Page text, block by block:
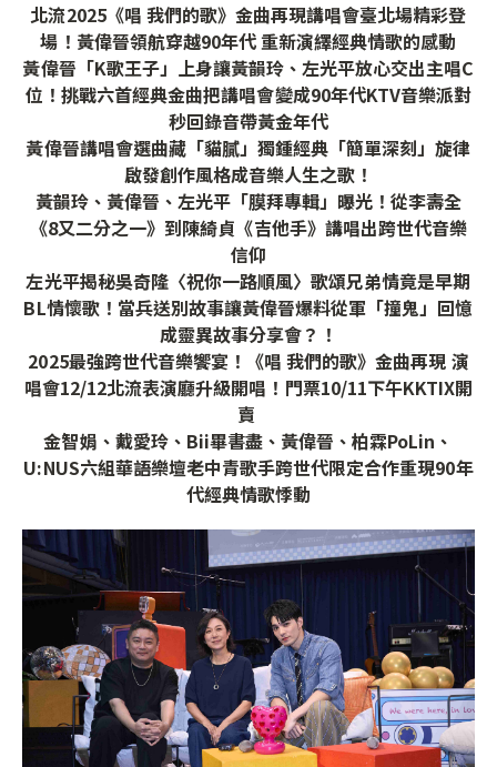
北流2025《唱 我們的歌》金曲再現講唱會臺北場精彩登
場！黃偉晉領航穿越90年代 重新演繹經典情歌的感動
黃偉晉「K歌王子」上身讓黃韻玲、左光平放心交出主唱C
位！挑戰六首經典金曲把講唱會變成90年代KTV音樂派對
秒回錄音帶黃金年代
黃偉晉講唱會選曲藏「貓膩」獨鍾經典「簡單深刻」旋律
啟發創作風格成音樂人生之歌！
黃韻玲、黃偉晉、左光平「膜拜專輯」曝光！從李壽全
《8又二分之一》到陳綺貞《吉他手》講唱出跨世代音樂
信仰
左光平揭秘吳奇隆〈祝你一路順風〉歌頌兄弟情竟是早期
BL情懷歌！當兵送別故事讓黃偉晉爆料從軍「撞鬼」回憶
成靈異故事分享會？！
2025最強跨世代音樂饗宴！《唱 我們的歌》金曲再現 演
唱會12/12北流表演廳升級開唱！門票10/11下午KKTIX開
賣
金智娟、戴愛玲、Bii畢書盡、黃偉晉、柏霖PoLin、
U:NUS六組華語樂壇老中青歌手跨世代限定合作重現90年
代經典情歌悸動